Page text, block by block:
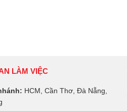
LÀM VIỆC
HCM, Cần Thơ, Đà Nẵng,